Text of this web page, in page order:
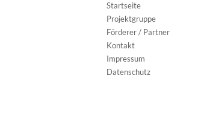
Startseite
Projektgruppe
Förderer / Partner
Kontakt
Impressum
Datenschutz